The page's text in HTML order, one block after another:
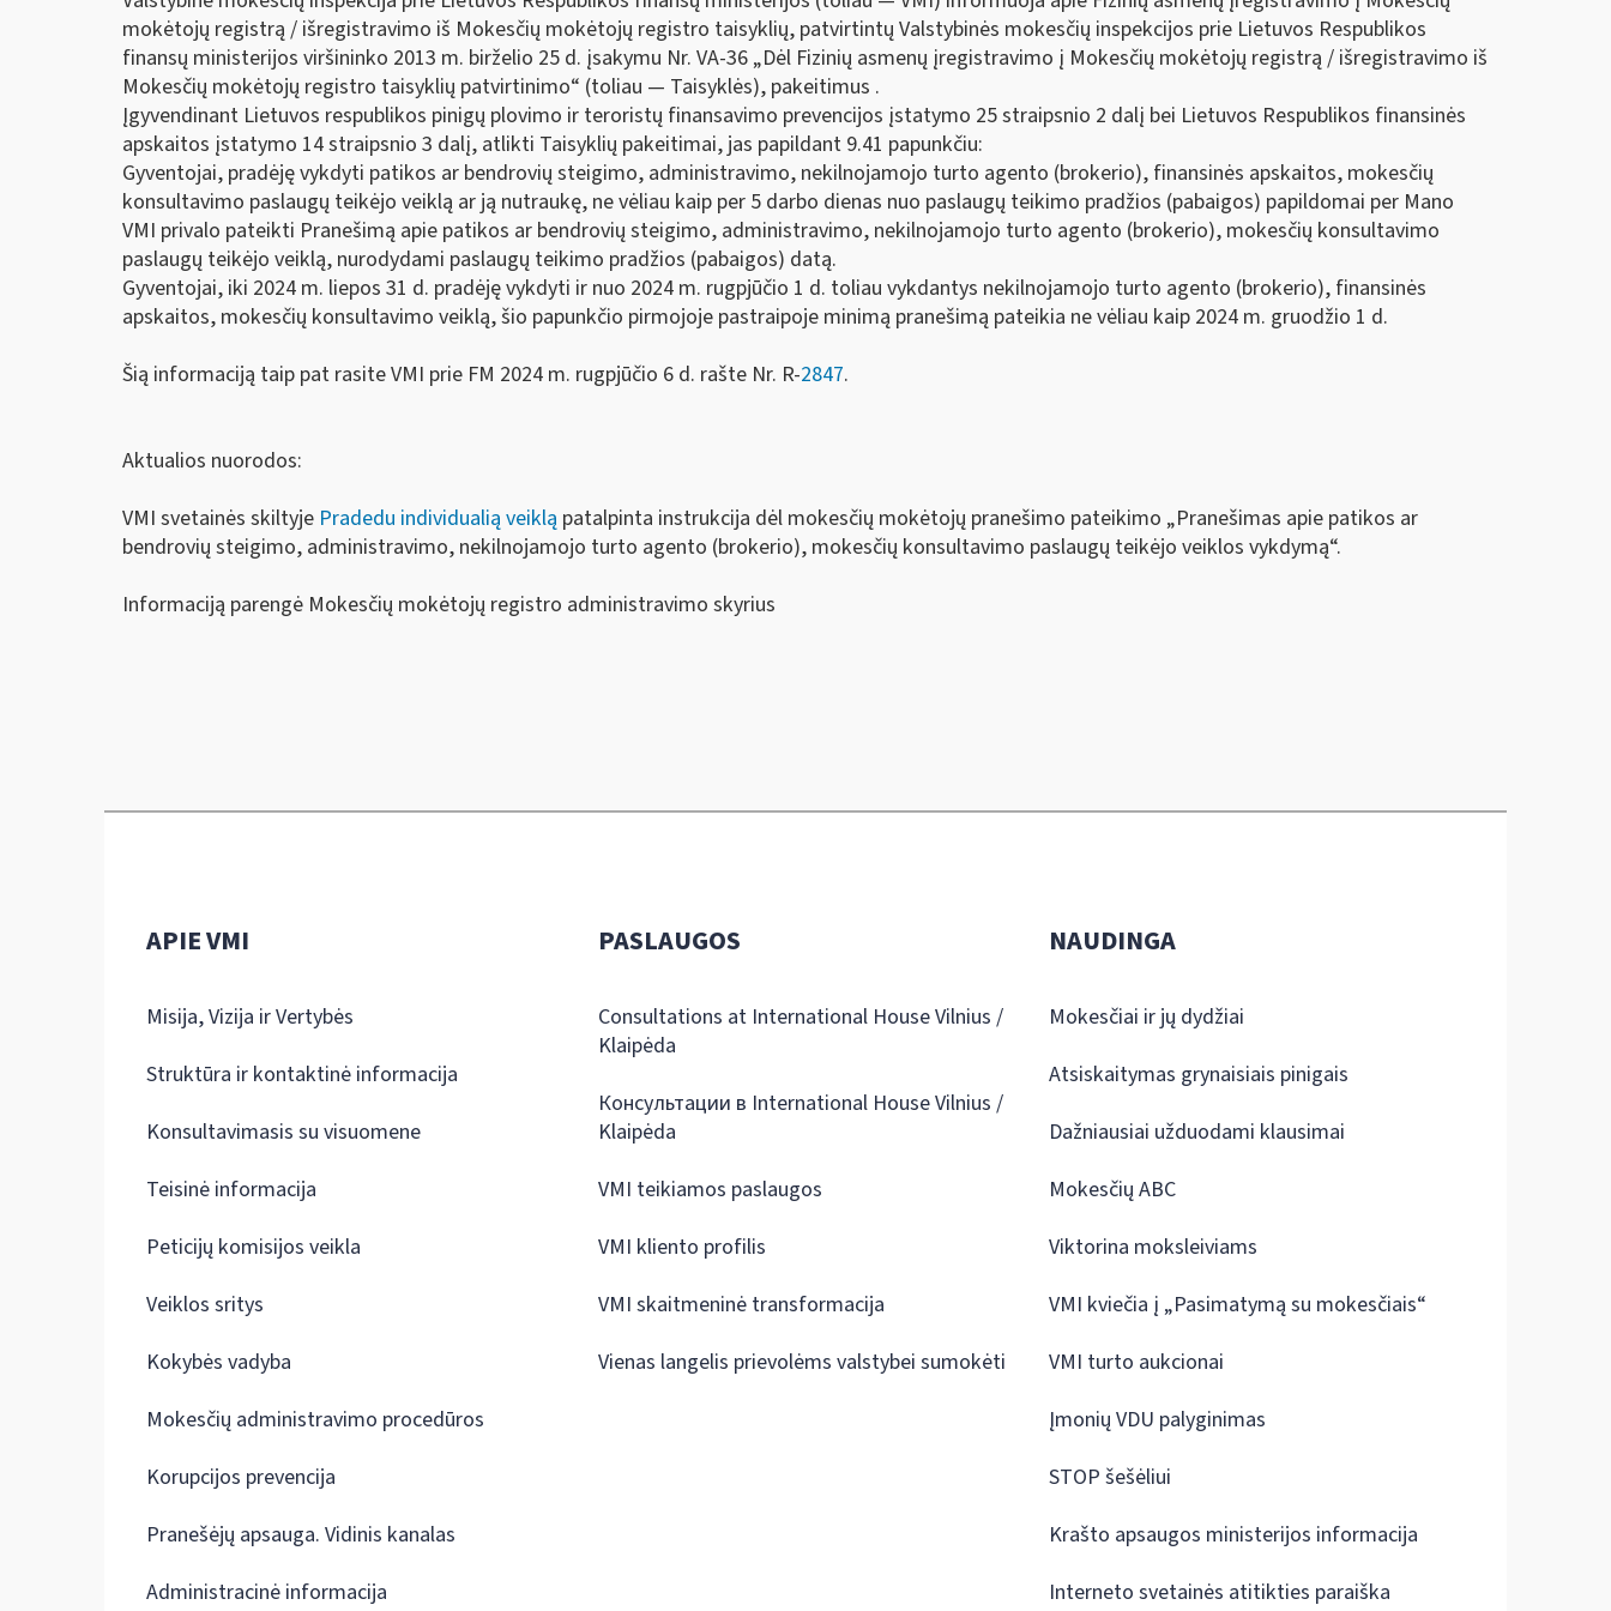
mokėtojų registrą / išregistravimo iš Mokesčių mokėtojų registro taisyklių, patvirtintų Valstybinės mokesčių inspekcijos prie Lietuvos Respublikos
finansų ministerijos viršininko 2013 m. birželio 25 d. įsakymu Nr. VA-36 „Dėl Fizinių asmenų įregistravimo į Mokesčių mokėtojų registrą / išregistravimo iš
Mokesčių mokėtojų registro taisyklių patvirtinimo“ (toliau — Taisyklės), pakeitimus .
Įgyvendinant Lietuvos respublikos pinigų plovimo ir teroristų finansavimo prevencijos įstatymo 25 straipsnio 2 dalį bei Lietuvos Respublikos finansinės
apskaitos įstatymo 14 straipsnio 3 dalį, atlikti Taisyklių pakeitimai, jas papildant 9.41 papunkčiu:
Gyventojai, pradėję vykdyti patikos ar bendrovių steigimo, administravimo, nekilnojamojo turto agento (brokerio), finansinės apskaitos, mokesčių
konsultavimo paslaugų teikėjo veiklą ar ją nutraukę, ne vėliau kaip per 5 darbo dienas nuo paslaugų teikimo pradžios (pabaigos) papildomai per Mano
VMI privalo pateikti Pranešimą apie patikos ar bendrovių steigimo, administravimo, nekilnojamojo turto agento (brokerio), mokesčių konsultavimo
paslaugų teikėjo veiklą, nurodydami paslaugų teikimo pradžios (pabaigos) datą.
Gyventojai, iki 2024 m. liepos 31 d. pradėję vykdyti ir nuo 2024 m. rugpjūčio 1 d. toliau vykdantys nekilnojamojo turto agento (brokerio), finansinės
apskaitos, mokesčių konsultavimo veiklą, šio papunkčio pirmojoje pastraipoje minimą pranešimą pateikia ne vėliau kaip 2024 m. gruodžio 1 d.
Šią informaciją taip pat rasite VMI prie FM 2024 m. rugpjūčio 6 d. rašte Nr. R-2847.
Aktualios nuorodos:
VMI svetainės skiltyje Pradedu individualią veiklą patalpinta instrukcija dėl mokesčių mokėtojų pranešimo pateikimo „Pranešimas apie patikos ar
bendrovių steigimo, administravimo, nekilnojamojo turto agento (brokerio), mokesčių konsultavimo paslaugų teikėjo veiklos vykdymą“.
Informaciją parengė Mokesčių mokėtojų registro administravimo skyrius
APIE VMI
Misija, Vizija ir Vertybės
Struktūra ir kontaktinė informacija
Konsultavimasis su visuomene
Teisinė informacija
Peticijų komisijos veikla
Veiklos sritys
Kokybės vadyba
Mokesčių administravimo procedūros
Korupcijos prevencija
Pranešėjų apsauga. Vidinis kanalas
Administracinė informacija
PASLAUGOS
Consultations at International House Vilnius /
Klaipėda
Консультации в International House Vilnius /
Klaipėda
VMI teikiamos paslaugos
VMI kliento profilis
VMI skaitmeninė transformacija
Vienas langelis prievolėms valstybei sumokėti
NAUDINGA
Mokesčiai ir jų dydžiai
Atsiskaitymas grynaisiais pinigais
Dažniausiai užduodami klausimai
Mokesčių ABC
Viktorina moksleiviams
VMI kviečia į „Pasimatymą su mokesčiais“
VMI turto aukcionai
Įmonių VDU palyginimas
STOP šešėliui
Krašto apsaugos ministerijos informacija
Interneto svetainės atitikties paraiška